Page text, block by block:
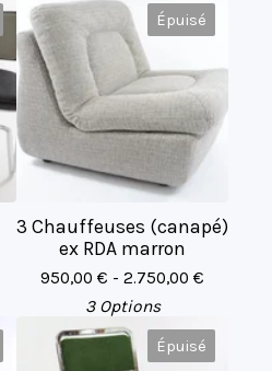
Épuisé
3 Chauffeuses (canapé)
ex RDA marron
950,00 € - 2.750,00 €
3 Options
Épuisé